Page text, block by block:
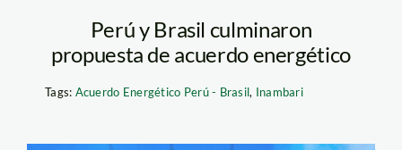
Perú y Brasil culminaron
propuesta de acuerdo energético
Tags: Acuerdo Energético Perú - Brasil, Inambari